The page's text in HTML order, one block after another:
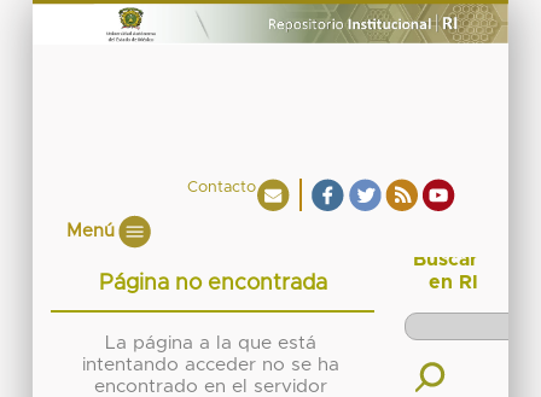
Contacto
Menú
Página no encontrada
La página a la que está
intentando acceder no se ha
encontrado en el servidor
Buscar
en RI